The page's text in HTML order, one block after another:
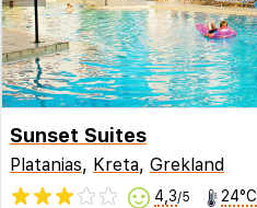
Sunset Suites
Platanias, Kreta, Grekland
4,3/5 24°C